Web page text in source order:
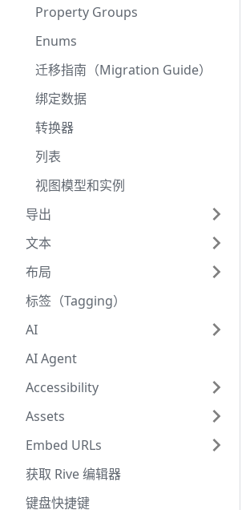
Property Groups
Enums
迁移指南（Migration Guide）
绑定数据
转换器
列表
视图模型和实例
导出
文本
布局
标签（Tagging）
AI
AI Agent
Accessibility
Assets
Embed URLs
获取 Rive 编辑器
键盘快捷键